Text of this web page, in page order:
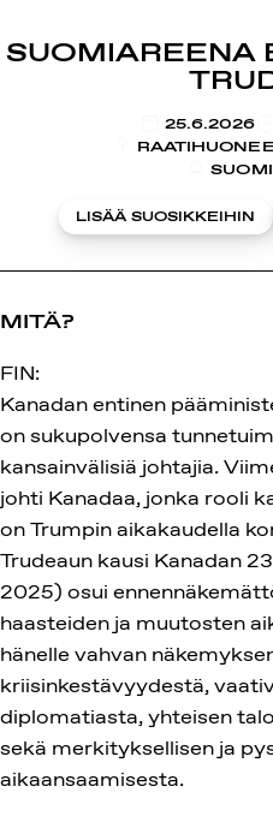
Siirry
SUOMIAREENA
25.6.2026
KLO
LISÄÄ SUOSIKKEIHIN
MITÄ?
FIN:
Kanadan entinen
on sukupolvensa
kansainvälisiä johtajia.
johti Kanadaa, jonka rooli
on Trumpin aikakaudella
Trudeaun kausi Kanadan
2025) osui
haasteiden ja muutosten
hänelle vahvan
kriisinkestävyydestä,
diplomatiasta, yhteisen
sekä merkityksellisen ja
aikaansaamisesta.